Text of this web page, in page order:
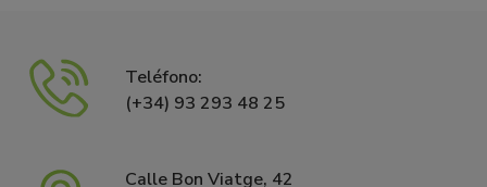
Teléfono:
(+34) 93 293 48 25
Calle Bon Viatge, 42